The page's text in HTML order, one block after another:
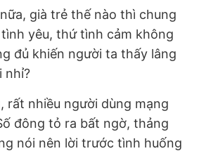
già trẻ thế nào thì chung
yêu, thứ tình cảm không
đủ khiến người ta thấy lâng
nhỉ?
rất nhiều người dùng mạng
đông tỏ ra bất ngờ, thảng
nói nên lời trước tình huống